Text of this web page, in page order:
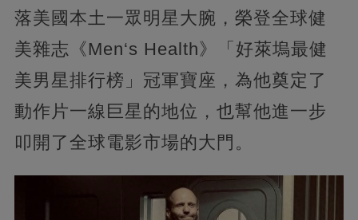
落美國本土一眾明星大腕，榮登全球健
美雜志《Men‘s Health》「好萊塢最健
美男星排行榜」冠軍寶座，為他奠定了
動作片一線巨星的地位，也幫他進一步
叩開了全球電影市場的大門。